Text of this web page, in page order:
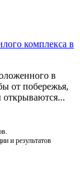
комплекса в
в
от побережья,
открываются...
и результатов